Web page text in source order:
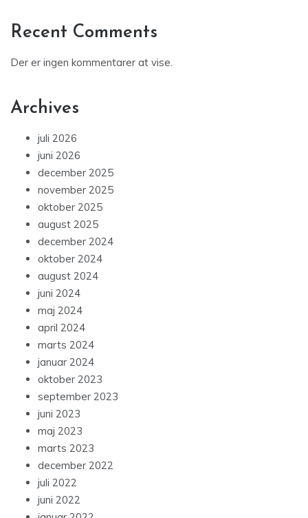
Recent Comments
Der er ingen kommentarer at vise.
Archives
juli 2026
juni 2026
december 2025
november 2025
oktober 2025
august 2025
december 2024
oktober 2024
august 2024
juni 2024
maj 2024
april 2024
marts 2024
januar 2024
oktober 2023
september 2023
juni 2023
maj 2023
marts 2023
december 2022
juli 2022
juni 2022